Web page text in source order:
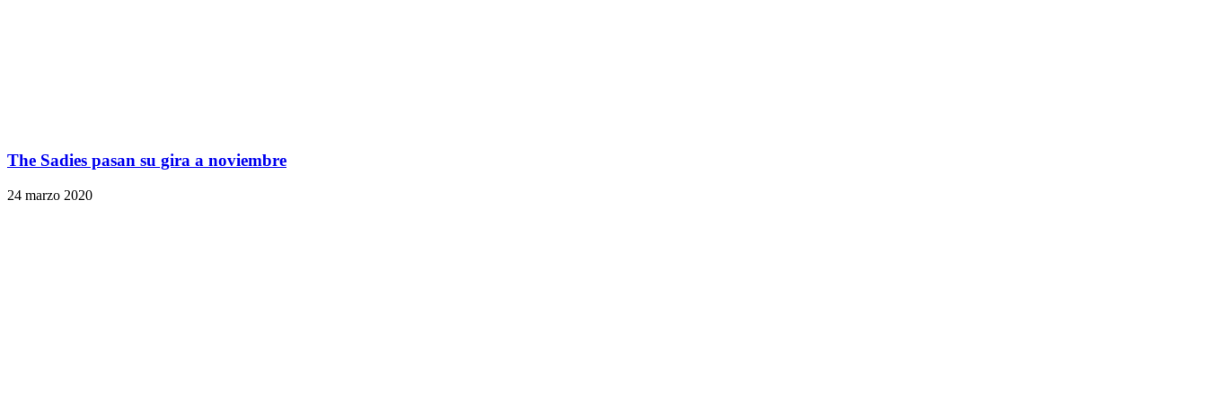
The Sadies pasan su gira a noviembre
24 marzo 2020